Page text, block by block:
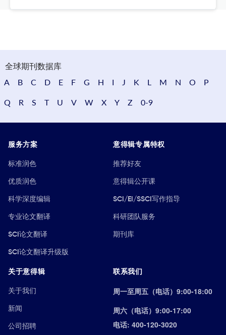
全球期刊数据库
A
B C D E F G H I J K L M N O P
Q R S T U V W X Y Z 0-9